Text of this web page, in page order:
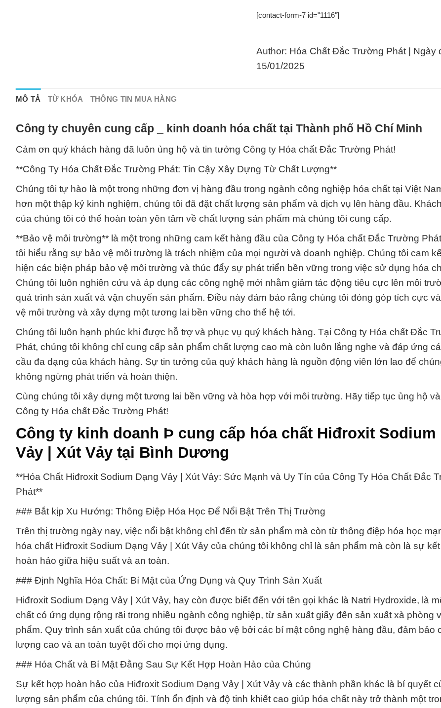
[contact-form-7 id="1116"]
Author: Hóa Chất Đắc Trường Phát | Ngày
15/01/2025
MÔ TẢ TỪ KHÓA THÔNG TIN MUA HÀNG
Công ty chuyên cung cấp _ kinh doanh hóa chất tại Thành phố Hồ Chí Minh
Cảm ơn quý khách hàng đã luôn ủng hộ và tin tưởng Công ty Hóa chất Đắc Trường Phát!
**Công Ty Hóa Chất Đắc Trường Phát: Tin Cậy Xây Dựng Từ Chất Lượng**
Chúng tôi tự hào là một trong những đơn vị hàng đầu trong ngành công nghiệp hóa chất tại Việt
hơn một thập kỷ kinh nghiệm, chúng tôi đã đặt chất lượng sản phẩm và dịch vụ lên hàng đầu.
của chúng tôi có thể hoàn toàn yên tâm về chất lượng sản phẩm mà chúng tôi cung cấp.
**Bảo vệ môi trường** là một trong những cam kết hàng đầu của Công ty Hóa chất Đắc Trường
tôi hiểu rằng sự bảo vệ môi trường là trách nhiệm của mọi người và doanh nghiệp. Chúng tôi cam
hiện các biện pháp bảo vệ môi trường và thúc đẩy sự phát triển bền vững trong việc sử dụng hóa
Chúng tôi luôn nghiên cứu và áp dụng các công nghệ mới nhằm giảm tác động tiêu cực lên môi
quá trình sản xuất và vận chuyển sản phẩm. Điều này đảm bảo rằng chúng tôi đóng góp tích cực
vệ môi trường và xây dựng một tương lai bền vững cho thế hệ tới.
Chúng tôi luôn hạnh phúc khi được hỗ trợ và phục vụ quý khách hàng. Tại Công ty Hóa chất Đắc
Phát, chúng tôi không chỉ cung cấp sản phẩm chất lượng cao mà còn luôn lắng nghe và đáp ứng
cầu đa dạng của khách hàng. Sự tin tưởng của quý khách hàng là nguồn động viên lớn lao để
không ngừng phát triển và hoàn thiện.
Cùng chúng tôi xây dựng một tương lai bền vững và hòa hợp với môi trường. Hãy tiếp tục ủng hộ
Công ty Hóa chất Đắc Trường Phát!
Công ty kinh doanh Þ cung cấp hóa chất Hiđroxit Sodium
Vảy | Xút Vảy tại Bình Dương
**Hóa Chất Hiđroxit Sodium Dạng Vảy | Xút Vảy: Sức Mạnh và Uy Tín của Công Ty Hóa Chất Đắc
Phát**
### Bắt kịp Xu Hướng: Thông Điệp Hóa Học Để Nổi Bật Trên Thị Trường
Trên thị trường ngày nay, việc nổi bật không chỉ đến từ sản phẩm mà còn từ thông điệp hóa học
hóa chất Hiđroxit Sodium Dạng Vảy | Xút Vảy của chúng tôi không chỉ là sản phẩm mà còn là sự
hoàn hảo giữa hiệu suất và an toàn.
### Định Nghĩa Hóa Chất: Bí Mật của Ứng Dụng và Quy Trình Sản Xuất
Hiđroxit Sodium Dạng Vảy | Xút Vảy, hay còn được biết đến với tên gọi khác là Natri Hydroxide, là
chất có ứng dụng rộng rãi trong nhiều ngành công nghiệp, từ sản xuất giấy đến sản xuất xà phòng
phẩm. Quy trình sản xuất của chúng tôi được bảo vệ bởi các bí mật công nghệ hàng đầu, đảm bảo
lượng cao và an toàn tuyệt đối cho mọi ứng dụng.
### Hóa Chất và Bí Mật Đằng Sau Sự Kết Hợp Hoàn Hảo của Chúng
Sự kết hợp hoàn hảo của Hiđroxit Sodium Dạng Vảy | Xút Vảy và các thành phần khác là bí quyết
lượng sản phẩm của chúng tôi. Tính ổn định và độ tinh khiết cao giúp hóa chất này trở thành một